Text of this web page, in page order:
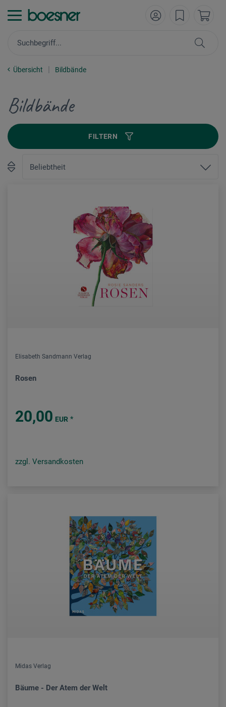
Übersicht Bildbände
Bildbände
FILTERN
Elisabeth Sandmann Verlag
Rosen
20,00 EUR *
zzgl. Versandkosten
Midas Verlag
Bäume - Der Atem der Welt